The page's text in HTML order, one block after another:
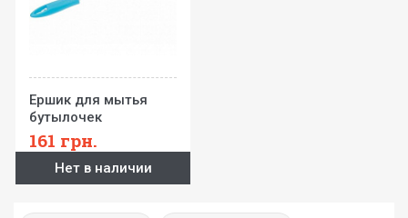
Ершик для мытья
бутылочек
161 грн.
Нет в наличии